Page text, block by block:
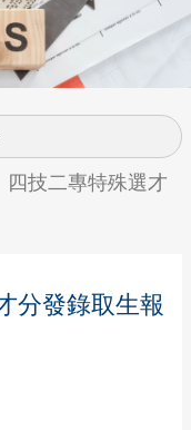
四技二專特殊選才
分發錄取生報